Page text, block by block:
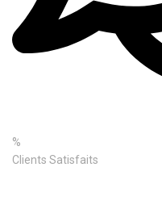
%
Clients Satisfaits